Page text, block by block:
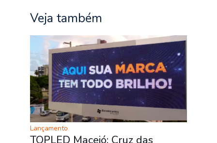
Veja também
Lançamento